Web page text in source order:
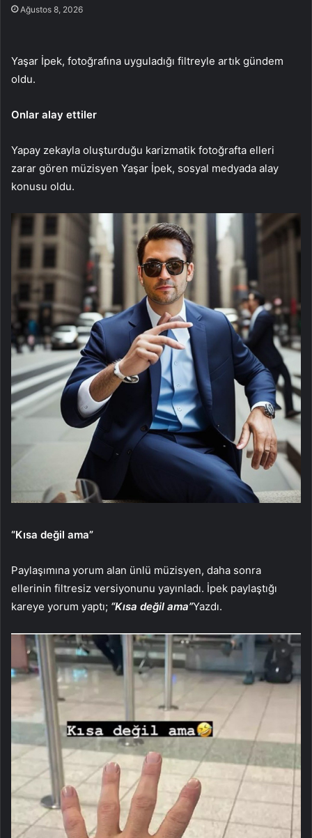
Ağustos 8, 2026
Yaşar İpek, fotoğrafına uyguladığı filtreyle artık gündem
oldu.
Onlar alay ettiler
Yapay zekayla oluşturduğu karizmatik fotoğrafta elleri
zarar gören müzisyen Yaşar İpek, sosyal medyada alay
konusu oldu.
“Kısa değil ama”
Paylaşımına yorum alan ünlü müzisyen, daha sonra
ellerinin filtresiz versiyonunu yayınladı. İpek paylaştığı
kareye yorum yaptı; “Kısa değil ama”Yazdı.